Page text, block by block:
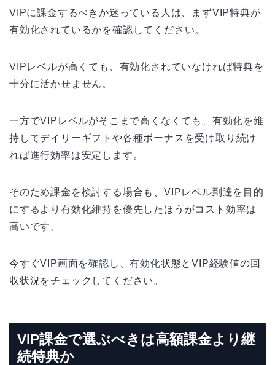
VIPに課金するべきか迷っている人は、まずVIP特典が
有効化されているかを確認してください。
VIPレベルが高くても、有効化されていなければ特典を
十分に活かせません。
一方でVIPレベルがそこまで高くなくても、有効化を維
持してデイリーギフトや各種ボーナスを受け取り続け
れば進行効率は安定します。
そのため課金を検討する場合も、VIPレベル到達を目的
にするより有効化維持を優先したほうがコスト効率は
高いです。
今すぐVIP画面を確認し、有効化状態とVIP経験値の回
収状況をチェックしてください。
VIP課金で選ぶべきは高額課金より継
続特典か